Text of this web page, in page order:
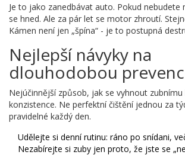
Je to jako zanedbávat auto. Pokud nebudete
se hned. Ale za pár let se motor zhroutí.
Kámen není jen „špína“ - je to postupná
Nejlepší návyky na
dlouhodobou
Nejúčinnější způsob, jak se vyhnout
konzistence. Ne perfektní čištění jednou za
pravidelné každý den.
Udělejte si denní rutinu: ráno po snídani,
Nezabírejte si zuby jen proto, že jste se